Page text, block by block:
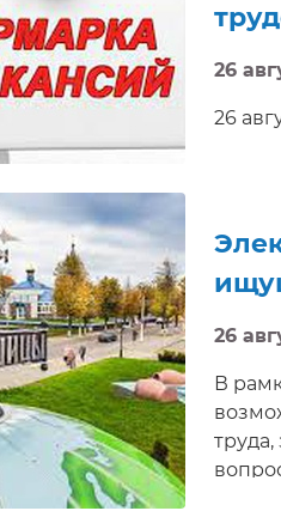
26
26
26
В